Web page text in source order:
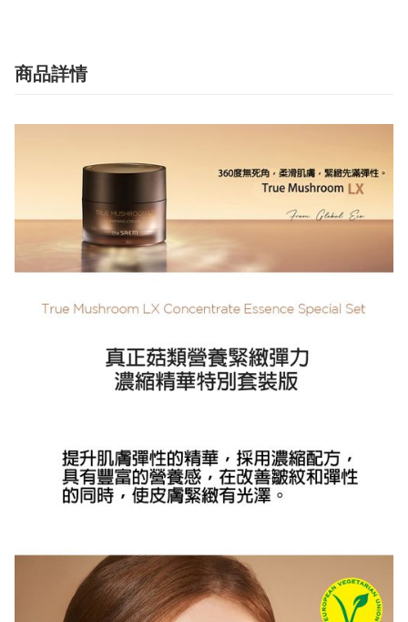
商品詳情